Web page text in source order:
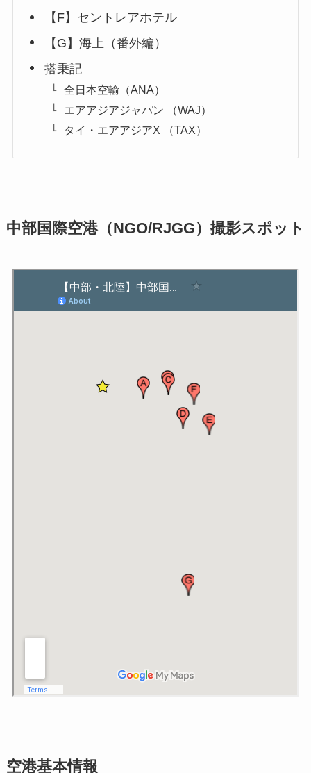
【F】セントレアホテル
【G】海上（番外編）
搭乗記
全日本空輸（ANA）
エアアジアジャパン （WAJ）
タイ・エアアジアX （TAX）
中部国際空港（NGO/RJGG）撮影スポット
空港基本情報